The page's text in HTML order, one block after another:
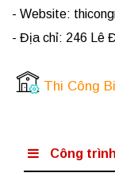
- Website:
- Địa chỉ: 246 Lê
Thi Công
Công trình